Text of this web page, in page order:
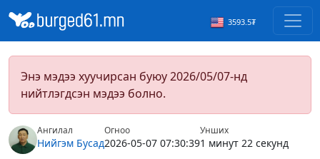
3593.5₮
Энэ мэдээ хуучирсан буюу 2026/05/07-нд
нийтлэгдсэн мэдээ болно.
Ангилал
Нийгэм Бусад
Огноо
2026-05-07 07:30:39
Унших
1 минут 22 секунд